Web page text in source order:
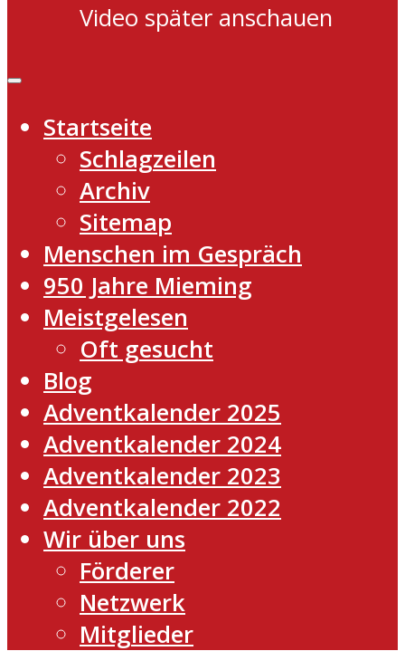
Video später anschauen
Startseite
Schlagzeilen
Archiv
Sitemap
Menschen im Gespräch
950 Jahre Mieming
Meistgelesen
Oft gesucht
Blog
Adventkalender 2025
Adventkalender 2024
Adventkalender 2023
Adventkalender 2022
Wir über uns
Förderer
Netzwerk
Mitglieder